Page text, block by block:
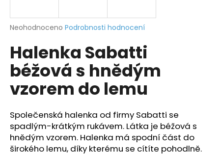
Průměrné
produktu
je
0,0
5
hvězdiček.
Neohodnoceno Podrobnosti hodnocení
Halenka Sabatti
béžová s hnědým
vzorem do lemu
Společenská halenka od firmy Sabatti se
spadlým-krátkým rukávem. Látka je béžová s
hnědým vzorem. Halenka má spodní část do
širokého lemu, díky kterému se cítíte pohodlně.
j
t
?
HLEDAT